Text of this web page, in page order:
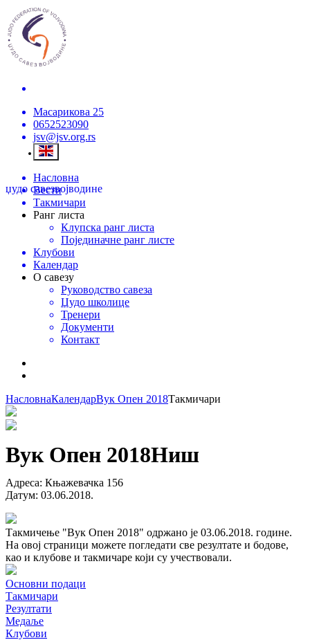
Масарикова 25
0652523090
jsv@jsv.org.rs
џудо савезвојводине
Насловна
Вести
Такмичари
Ранг листа
Клупска ранг листа
Појединачне ранг листе
Клубови
Календар
О савезу
Руководство савеза
Џудо школице
Тренери
Документи
Контакт
НасловнаКалендарВук Опен 2018Такмичари
Вук Опен 2018Ниш
Адреса: Књажевачка 156
Датум: 03.06.2018.
Такмичење "Вук Опен 2018" одржано је 03.06.2018. године.
На овој страници можете погледати све резултате и бодове,
као и клубове и такмичаре који су учествовали.
Основни подаци
Такмичари
Резултати
Медаље
Клубови